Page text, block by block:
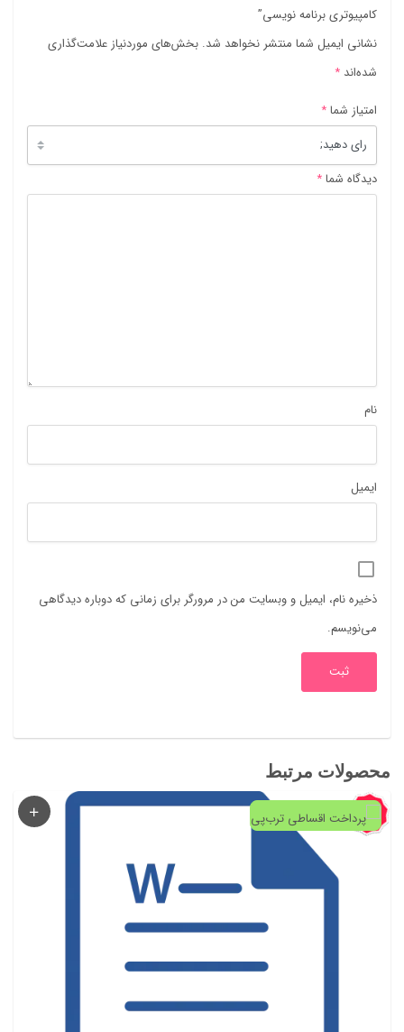
کامپیوتری برنامه نویسی”
نشانی ایمیل شما منتشر نخواهد شد. بخش‌های موردنیاز علامت‌گذاری
شده‌اند *
امتیاز شما*
دیدگاه شما*
نام
ایمیل
ذخیره نام، ایمیل و وبسایت من در مرورگر برای زمانی که دوباره دیدگاهی
می‌نویسم.
محصولات مرتبط
57%